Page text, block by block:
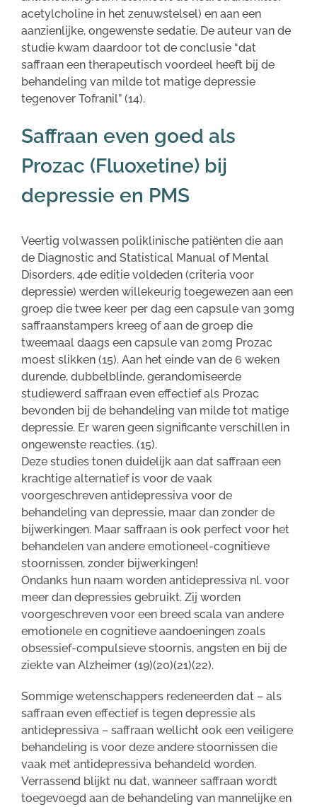
acetylcholine in het zenuwstelsel) en aan een
aanzienlijke, ongewenste sedatie. De auteur van de
studie kwam daardoor tot de conclusie “dat
saffraan een therapeutisch voordeel heeft bij de
behandeling van milde tot matige depressie
tegenover Tofranil” (14).
Saffraan even goed als
Prozac (Fluoxetine) bij
depressie en PMS
Veertig volwassen poliklinische patiënten die aan
de Diagnostic and Statistical Manual of Mental
Disorders, 4de editie voldeden (criteria voor
depressie) werden willekeurig toegewezen aan een
groep die twee keer per dag een capsule van 30mg
saffraanstampers kreeg of aan de groep die
tweemaal daags een capsule van 20mg Prozac
moest slikken (15). Aan het einde van de 6 weken
durende, dubbelblinde, gerandomiseerde
studiewerd saffraan even effectief als Prozac
bevonden bij de behandeling van milde tot matige
depressie. Er waren geen significante verschillen in
ongewenste reacties. (15).
Deze studies tonen duidelijk aan dat saffraan een
krachtige alternatief is voor de vaak
voorgeschreven antidepressiva voor de
behandeling van depressie, maar dan zonder de
bijwerkingen. Maar saffraan is ook perfect voor het
behandelen van andere emotioneel-cognitieve
stoornissen, zonder bijwerkingen!
Ondanks hun naam worden antidepressiva nl. voor
meer dan depressies gebruikt. Zij worden
voorgeschreven voor een breed scala van andere
emotionele en cognitieve aandoeningen zoals
obsessief-compulsieve stoornis, angsten en bij de
ziekte van Alzheimer (19)(20)(21)(22).
Sommige wetenschappers redeneerden dat – als
saffraan even effectief is tegen depressie als
antidepressiva – saffraan wellicht ook een veiligere
behandeling is voor deze andere stoornissen die
vaak met antidepressiva behandeld worden.
Verrassend blijkt nu dat, wanneer saffraan wordt
toegevoegd aan de behandeling van mannelijke en